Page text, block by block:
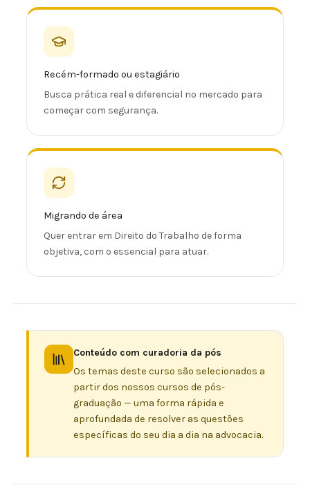
Recém-formado ou estagiário
Busca prática real e diferencial no mercado para
começar com segurança.
Migrando de área
Quer entrar em Direito do Trabalho de forma
objetiva, com o essencial para atuar.
Conteúdo com curadoria da pós
Os temas deste curso são selecionados a
partir dos nossos cursos de pós-
graduação — uma forma rápida e
aprofundada de resolver as questões
específicas do seu dia a dia na advocacia.